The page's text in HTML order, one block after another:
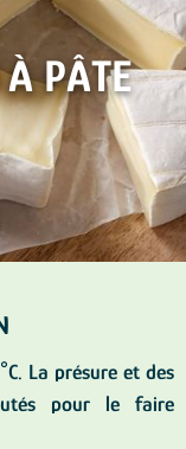
PÂTE
La présure et des
pour le faire